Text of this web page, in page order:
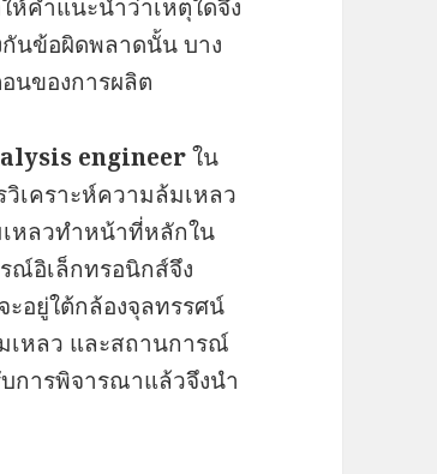
คำแนะนำว่าเหตุใดจึง
นข้อผิดพลาดนั้น บาง
นของการผลิต
engineerใน
เคราะห์ความล้มเหลว
หลวทำหน้าที่หลักใน
ณ์อิเล็กทรอนิกส์จึง
อยู่ใต้กล้องจุลทรรศน์
เหลว และสถานการณ์
การพิจารณาแล้วจึงนำ